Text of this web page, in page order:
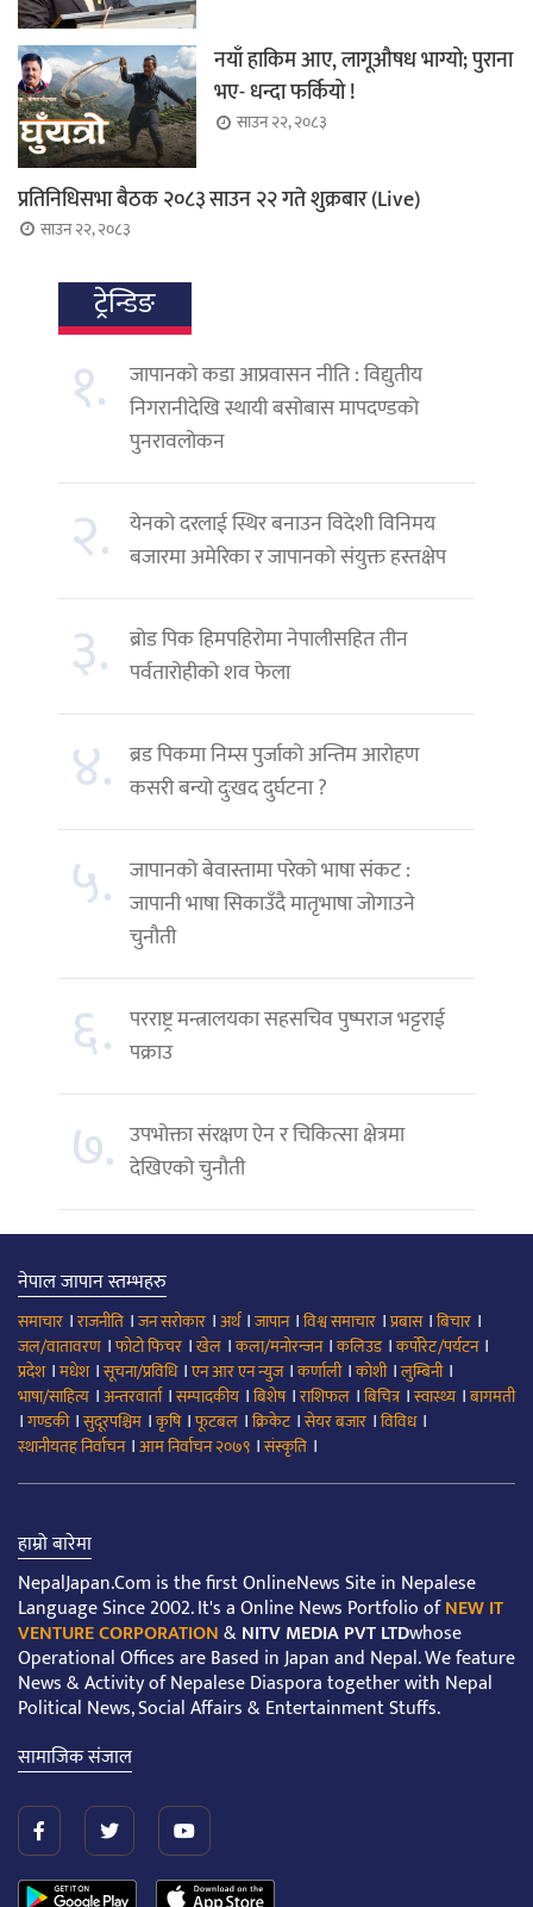
नयाँ हाकिम आए, लागूऔषध भाग्यो; पुराना
भए- धन्दा फर्कियो !
साउन २२, २०८३
प्रतिनिधिसभा बैठक २०८३ साउन २२ गते शुक्रबार (Live)
साउन २२, २०८३
ट्रेन्डिङ
१.
जापानको कडा आप्रवासन नीति : विद्युतीय
निगरानीदेखि स्थायी बसोबास मापदण्डको
पुनरावलोकन
२. येनको दरलाई स्थिर बनाउन विदेशी विनिमय
बजारमा अमेरिका र जापानको संयुक्त हस्तक्षेप
३.
ब्रोड पिक हिमपहिरोमा नेपालीसहित तीन
पर्वतारोहीको शव फेला
४. ब्रड पिकमा निम्स पुर्जाको अन्तिम आरोहण
कसरी बन्यो दुःखद दुर्घटना ?
५. जापानको बेवास्तामा परेको भाषा संकट :
जापानी भाषा सिकाउँदै मातृभाषा जोगाउने
चुनौती
६. परराष्ट्र मन्त्रालयका सहसचिव पुष्पराज भट्टराई
पक्राउ
७. उपभोक्ता संरक्षण ऐन र चिकित्सा क्षेत्रमा
देखिएको चुनौती
नेपाल जापान स्तम्भहरु
समाचार ।राजनीति ।जन सरोकार ।अर्थ।जापान।विश्व समाचार ।प्रबास।बिचार ।
जल/वातावरण ।फोटो फिचर ।खेल ।कला/मनोरन्जन।कलिउड।कर्पोरेट/पर्यटन।
प्रदेश।मधेश।सूचना/प्रविधि।एन आर एन न्युज।कर्णाली।कोशी।लुम्बिनी।
भाषा/साहित्य ।अन्तरवार्ता।सम्पादकीय ।बिशेष।राशिफल ।बिचित्र।स्वास्थ्य ।बागमती
।गण्डकी।सुदूरपश्चिम ।कृषि।फूटबल ।क्रिकेट।सेयर बजार ।विविध।
स्थानीयतह निर्वाचन।आम निर्वाचन २०७९ ।संस्कृति ।
हाम्रो बारेमा
NepalJapan.Com is the first OnlineNews Site in Nepalese
Language Since 2002. It's a Online News Portfolio ofNEW IT
VENTURE CORPORATION&NITV MEDIA PVT LTDwhose
Operational Offices are Based in Japan and Nepal. We feature
News & Activity of Nepalese Diaspora together with Nepal
Political News, Social Affairs & Entertainment Stuffs.
सामाजिक संजाल